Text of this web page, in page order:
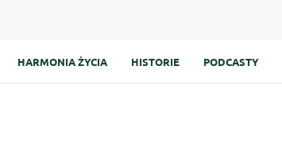
HARMONIA ŻYCIA HISTORIE PODCASTY